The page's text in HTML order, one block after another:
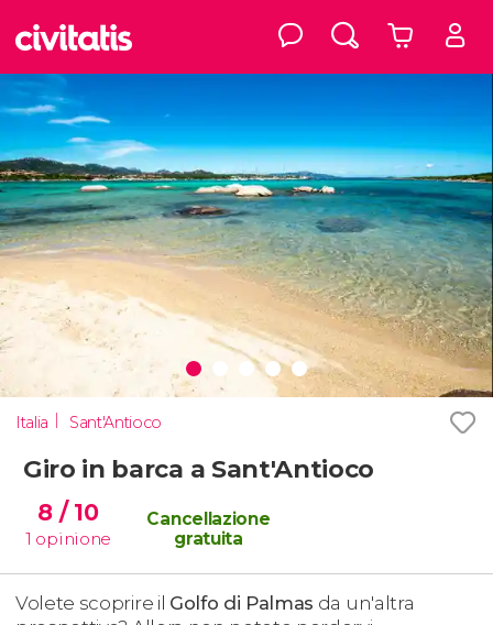
Italia Sant'Antioco
Giro in barca a Sant'Antioco
8 / 10
1 opinione
Cancellazione
gratuita
Volete scoprire il Golfo di Palmas da un'altra